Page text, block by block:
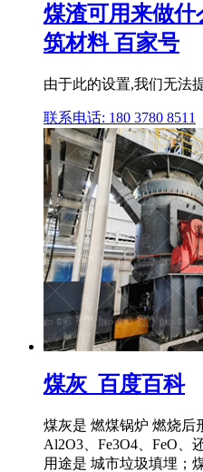
煤渣可用来做
筑材料 百家号
由于此的设置,我们无法
联系电话: 180 3780 8511
煤灰_百度百科
煤灰是 燃煤锅炉 燃烧后
Al2O3、Fe3O4、FeO、
用途是 城市垃圾填埋；